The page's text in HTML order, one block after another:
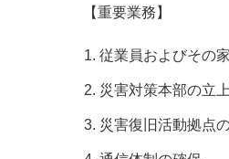
【重要業務】
従業員およびその
災害対策本部の立
災害復旧活動拠点